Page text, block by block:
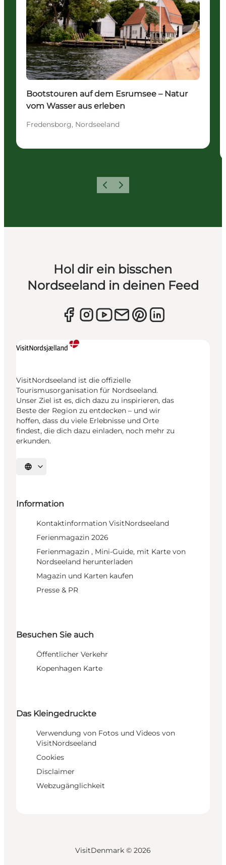
Bootstouren auf dem Esrumsee – Natur
vom Wasser aus erleben
Fredensborg, Nordseeland
ZurückWeiter
Hol dir ein bisschen
Nordseeland in deinen Feed
VisitNordseeland ist die offizielle
Tourismusorganisation für Nordseeland.
Unser Ziel ist es, dich dazu zu inspirieren, das
Beste der Region zu entdecken – und wir
hoffen, dass du viele Erlebnisse und Orte
findest, die dich dazu einladen, noch mehr zu
erkunden.
Sprache auswählen
Information
Kontaktinformation VisitNordseeland
Ferienmagazin 2026
Ferienmagazin , Mini-Guide, mit Karte von
Nordseeland herunterladen
Magazin und Karten kaufen
Presse & PR
Besuchen Sie auch
Öffentlicher Verkehr
Kopenhagen Karte
Das Kleingedruckte
Verwendung von Fotos und Videos von
VisitNordseeland
Cookies
Disclaimer
Webzugänglichkeit
VisitDenmark © 2026